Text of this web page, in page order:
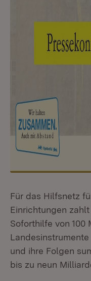
Für das Hilfsnetz
Einrichtungen
Soforthilfe von 100
und ihre Folgen
bis zu neun